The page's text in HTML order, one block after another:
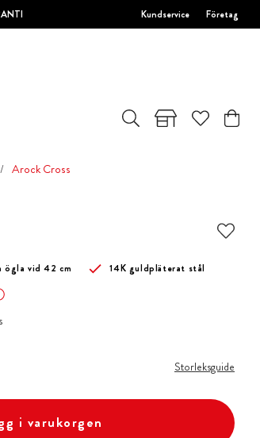
Kundservice Företag
Arock Cross
ögla vid 42 cm 14K guldpläterat stål
Storleksguide
i varukorgen